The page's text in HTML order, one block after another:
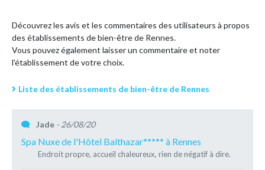
Découvrez les avis et les commentaires des utilisateurs à propos
des établissements de bien-être de Rennes.
Vous pouvez également laisser un commentaire et noter
l'établissement de votre choix.
Liste des établissements de bien-être de Rennes
Jade - 26/08/20
Spa Nuxe de l'Hôtel Balthazar***** à Rennes
Endroit propre, accueil chaleureux, rien de négatif à dire.